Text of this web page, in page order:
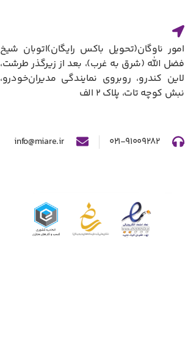
امور ناوگان(تحویل باکس رایگان)​اتوبان شیخ
فضل الله (شرق به غرب)، بعد از زیرگذر طرشت،
لاین کندرو، روبروی نمایندگی مدیران‌خودرو،
نبش کوچه تات، پلاک ۲ الف​
۰۲۱-۹۱۰۰۹۲۸۲ info@miare.ir